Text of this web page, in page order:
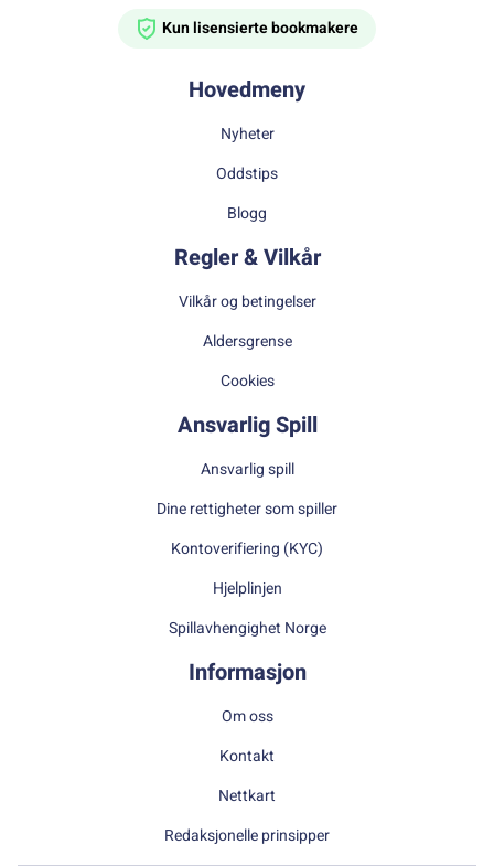
Kun lisensierte bookmakere
Hovedmeny
Nyheter
Oddstips
Blogg
Regler & Vilkår
Vilkår og betingelser
Aldersgrense
Cookies
Ansvarlig Spill
Ansvarlig spill
Dine rettigheter som spiller
Kontoverifiering (KYC)
Hjelplinjen
Spillavhengighet Norge
Informasjon
Om oss
Kontakt
Nettkart
Redaksjonelle prinsipper